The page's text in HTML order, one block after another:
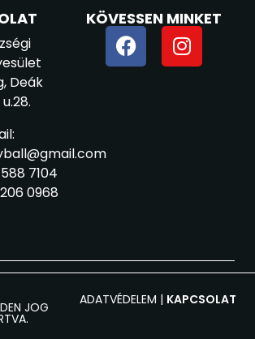
Deák
7104
0968
KÖVESSEN MINKET
JOG ADATVÉDELEM | KAPCSOLAT